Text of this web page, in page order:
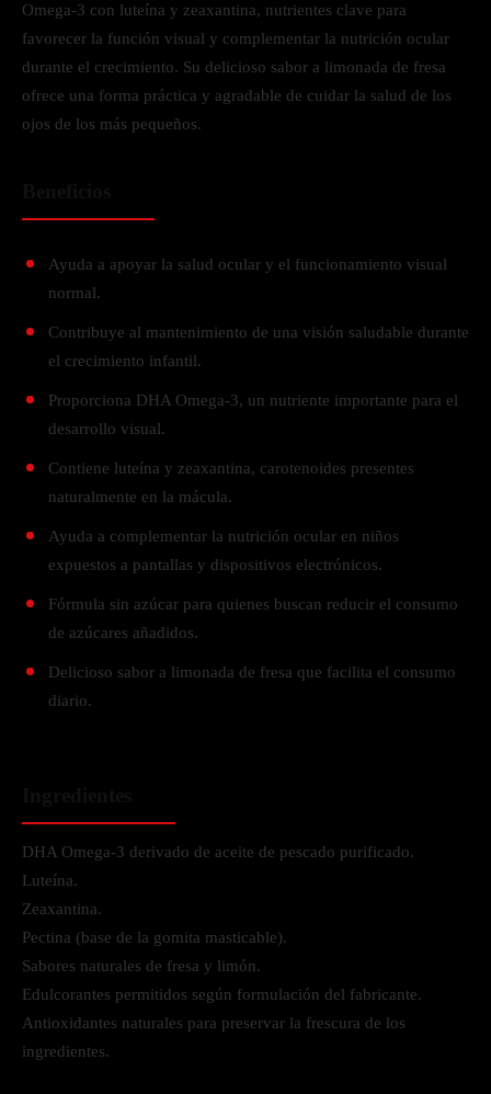
Omega-3 con luteína y zeaxantina, nutrientes clave para
favorecer la función visual y complementar la nutrición ocular
durante el crecimiento. Su delicioso sabor a limonada de fresa
ofrece una forma práctica y agradable de cuidar la salud de los
ojos de los más pequeños.
Ayuda a apoyar la salud ocular y el funcionamiento visual
normal.
Contribuye al mantenimiento de una visión saludable durante
el crecimiento infantil.
Proporciona DHA Omega-3, un nutriente importante para el
desarrollo visual.
Contiene luteína y zeaxantina, carotenoides presentes
naturalmente en la mácula.
Ayuda a complementar la nutrición ocular en niños
expuestos a pantallas y dispositivos electrónicos.
Fórmula sin azúcar para quienes buscan reducir el consumo
de azúcares añadidos.
Delicioso sabor a limonada de fresa que facilita el consumo
diario.
DHA Omega-3 derivado de aceite de pescado purificado.
Luteína.
Zeaxantina.
Pectina (base de la gomita masticable).
Sabores naturales de fresa y limón.
Edulcorantes permitidos según formulación del fabricante.
Antioxidantes naturales para preservar la frescura de los
ingredientes.